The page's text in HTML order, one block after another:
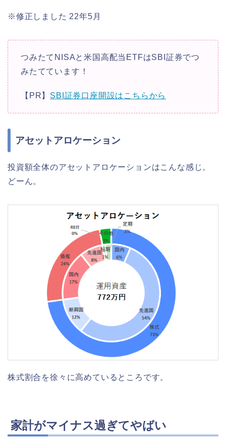
※修正しました 22年5月
つみたてNISAと米国高配当ETFはSBI証券でつ
みたてています！
【PR】 SBI証券口座開設はこちらから
アセットアロケーション
投資額全体のアセットアロケーションはこんな感じ。
どーん。
株式割合を徐々に高めているところです。
家計がマイナス過ぎてやばい